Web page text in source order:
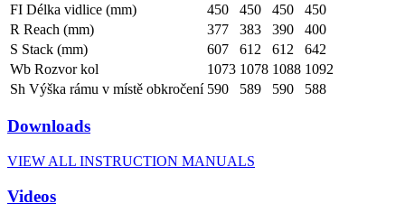
FI Délka vidlice (mm)
450 450 450
450
R Reach (mm)
377 383 390
400
S Stack (mm)
607 612 612
642
Wb Rozvor kol
1073 1078 1088 1092
Sh Výška rámu v místě obkročení 590 589 590 588
Downloads
VIEW ALL INSTRUCTION MANUALS
Videos